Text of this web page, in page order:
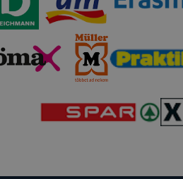
vagy
törlése által
funkcióinak
működni